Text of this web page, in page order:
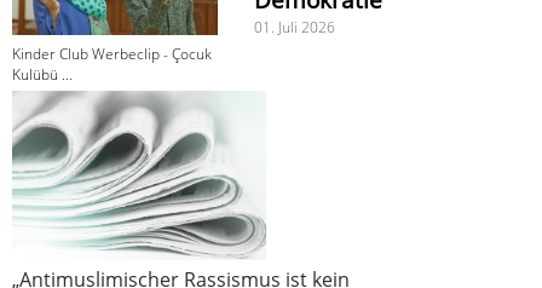
Kinder Club Werbeclip - Çocuk
Kulübü ...
01. Juli 2026
„Antimuslimischer Rassismus ist kein